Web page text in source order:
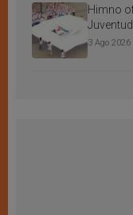
Himno
3 Ago 2026